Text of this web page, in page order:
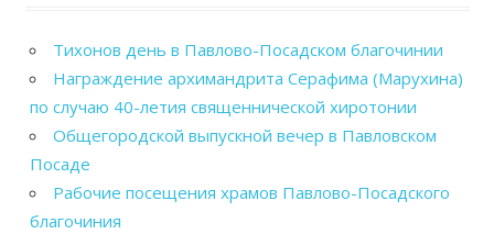
Тихонов день в Павлово-Посадском благочинии
Награждение архимандрита Серафима (Марухина)
по случаю 40-летия священнической хиротонии
Общегородской выпускной вечер в Павловском
Посаде
Рабочие посещения храмов Павлово-Посадского
благочиния